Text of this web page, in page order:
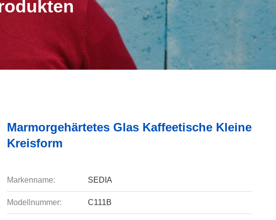
Marmorgehärtetes Glas Kaffeetische Kleine
Kreisform
Markenname: SEDIA
Modellnummer: C111B